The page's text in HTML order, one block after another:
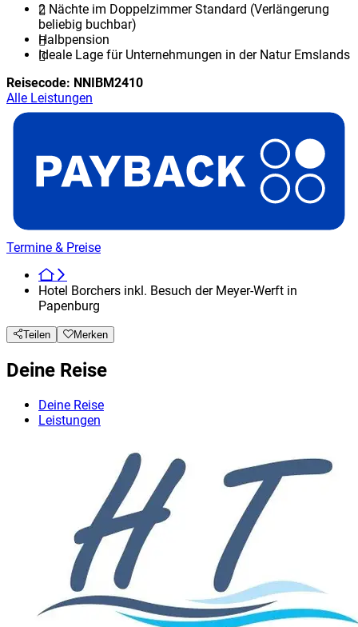
2 Nächte im Doppelzimmer Standard (Verlängerung
beliebig buchbar)
Halbpension
Ideale Lage für Unternehmungen in der Natur Emslands
Reisecode: NNIBM2410
Alle Leistungen
Termine & Preise
Hotel Borchers inkl. Besuch der Meyer-Werft in
Papenburg
Teilen Merken
Deine Reise
Deine Reise
Leistungen